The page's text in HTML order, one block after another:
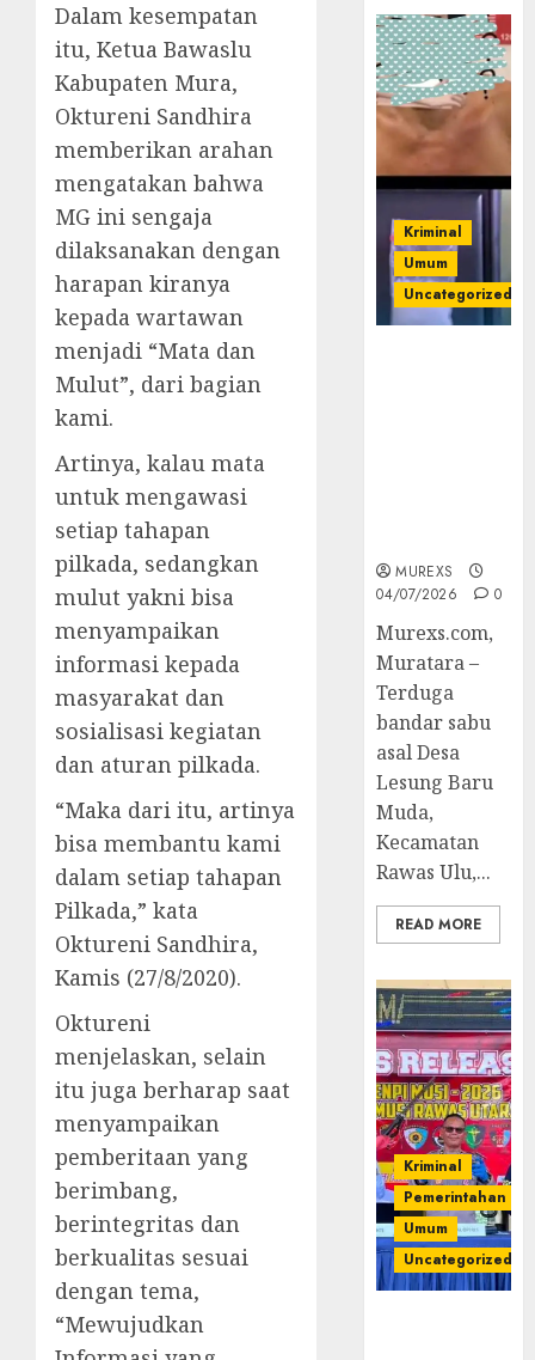
Dalam kesempatan
itu, Ketua Bawaslu
Kabupaten Mura,
Oktureni Sandhira
memberikan arahan
mengatakan bahwa
MG ini sengaja
dilaksanakan dengan
harapan kiranya
kepada wartawan
menjadi “Mata dan
Mulut”, dari bagian
kami.
Artinya, kalau mata
untuk mengawasi
setiap tahapan
pilkada, sedangkan
mulut yakni bisa
menyampaikan
informasi kepada
masyarakat dan
sosialisasi kegiatan
dan aturan pilkada.
“Maka dari itu, artinya
bisa membantu kami
dalam setiap tahapan
Pilkada,” kata
Oktureni Sandhira,
Kamis (27/8/2020).
Oktureni
menjelaskan, selain
itu juga berharap saat
menyampaikan
pemberitaan yang
berimbang,
berintegritas dan
berkualitas sesuai
dengan tema,
“Mewujudkan
Kriminal
Umum
Uncategorized
MUREXS
04/07/2026
0
Murexs.com,
Muratara –
Terduga
bandar sabu
asal Desa
Lesung Baru
Muda,
Kecamatan
Rawas Ulu,...
READ MORE
Kriminal
Pemerintahan
Umum
Uncategorized